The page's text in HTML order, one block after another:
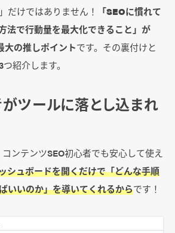
だけではありません！
「SEOに慣れて
法で行動量を最大化できること」が
大の推しポイントです。その裏付けと
紹介します。
ツールに落とし込まれ
ンテンツSEO初心者でも安心して使え
シュボードを開くだけで「どんな手順
いいのか」を導いてくれるからです！